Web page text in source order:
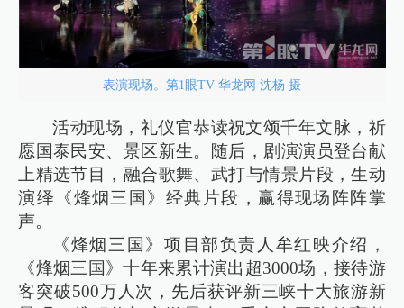
表演现场。第1眼TV-华龙网 沈杨 摄
活动现场，礼仪官恭读祝文颂千年文脉，祈
愿国泰民安、景区新生。随后，剧演演员登台献
上精选节目，融合歌舞、武打与情景片段，生动
演绎《烽烟三国》经典片段，赢得现场阵阵掌
声。
《烽烟三国》项目部负责人牟红映介绍，
《烽烟三国》十年来累计演出超3000场，接待游
客突破500万人次，先后获评新三峡十大旅游新